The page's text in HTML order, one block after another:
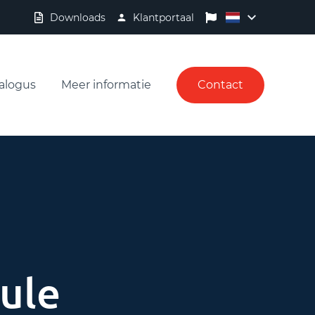
Downloads Klantportaal
Meer informatie Contact